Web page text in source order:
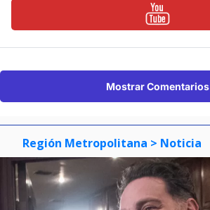
Mostrar Comentarios
Región Metropolitana > Noticia